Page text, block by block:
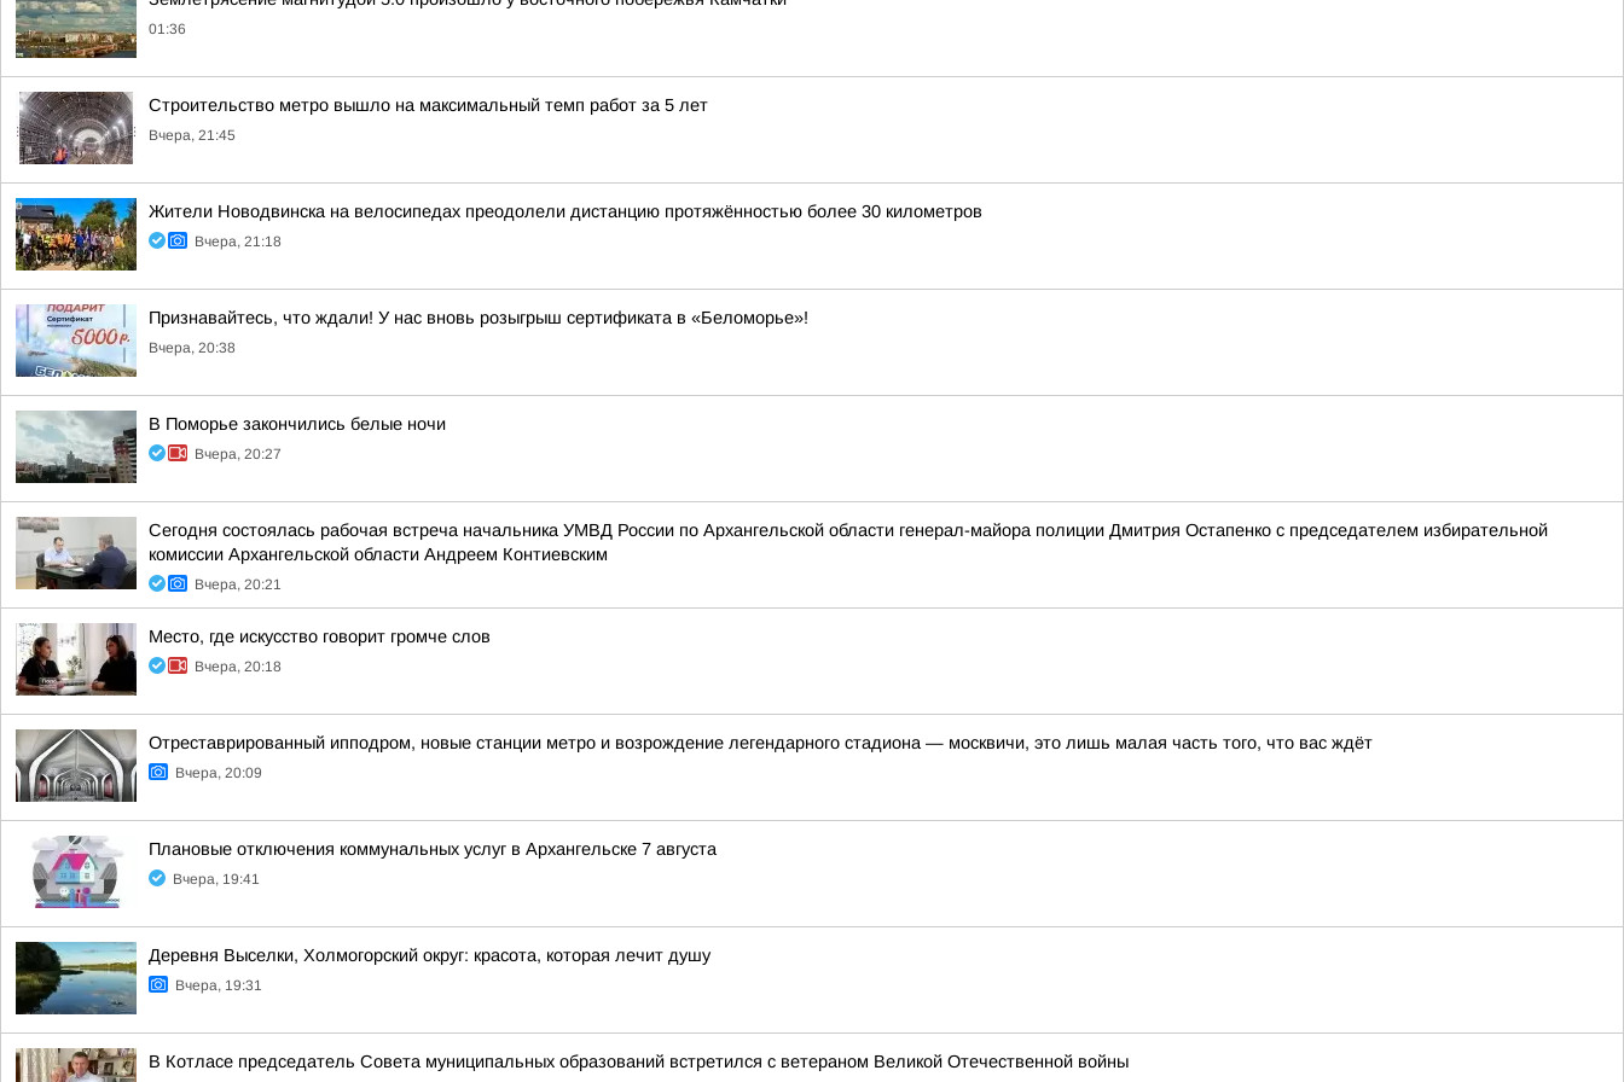
01:36
Строительство метро вышло на максимальный темп работ за 5 лет
Вчера, 21:45
Жители Новодвинска на велосипедах преодолели дистанцию протяжённостью более 30 километров
Вчера, 21:18
Признавайтесь, что ждали! У нас вновь розыгрыш сертификата в «Беломорье»!
Вчера, 20:38
В Поморье закончились белые ночи
Вчера, 20:27
Сегодня состоялась рабочая встреча начальника УМВД России по Архангельской области генерал-майора полиции Дмитрия Остапенко с председателем избирательной
комиссии Архангельской области Андреем Контиевским
Вчера, 20:21
Место, где искусство говорит громче слов
Вчера, 20:18
Отреставрированный ипподром, новые станции метро и возрождение легендарного стадиона — москвичи, это лишь малая часть того, что вас ждёт
Вчера, 20:09
Плановые отключения коммунальных услуг в Архангельске 7 августа
Вчера, 19:41
Деревня Выселки, Холмогорский округ: красота, которая лечит душу
Вчера, 19:31
В Котласе председатель Совета муниципальных образований встретился с ветераном Великой Отечественной войны